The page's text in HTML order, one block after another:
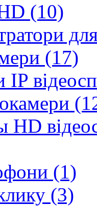
(10)
(17)
IP
HD
(1)
(3)